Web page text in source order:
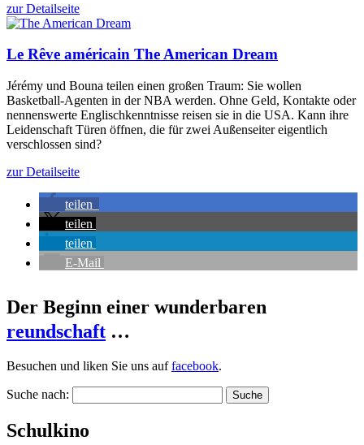
zur Detailseite
Le Rêve américain The American Dream
Jérémy und Bouna teilen einen großen Traum: Sie wollen
Basketball-Agenten in der NBA werden. Ohne Geld, Kontakte oder
nennenswerte Englischkenntnisse reisen sie in die USA. Kann ihre
Leidenschaft Türen öffnen, die für zwei Außenseiter eigentlich
verschlossen sind?
zur Detailseite
teilen
teilen
teilen
E-Mail
Der Beginn einer wunderbaren
reundschaft …
Besuchen und liken Sie uns auffacebook.
Suche nach:
Schulkino